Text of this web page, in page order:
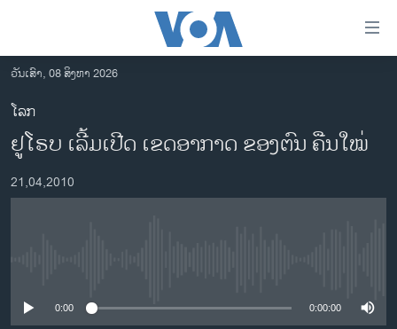
ເຂົ້າ
ຫາ
ຂ້າມ
ຂ້າມ
ຂ້າມ
ໄປ
ອາເມຣິກາ
ການເລືອກຕັ້ງ ປະທານາທີບໍດີ ສະຫະລັດ 2024
ອິດສະຫຼະພາບດ້ານການຂ່າວ
ວັນເສົາ, 08 ສິງຫາ 2026
ໂລກ
ຢູໂຣບ ເລີ້ມເປີດ ເຂດອາກາດ ຂອງຕົນ ຄືນໃໝ່
21,04,2010
0:00 0:00:00